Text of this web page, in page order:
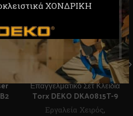
ΧΟΝΔΡΙΚΗ
Επαγγελματικό Σετ Κλειδιά
Torx DEKO DKA0815T-9
Εργαλεία Χειρός,